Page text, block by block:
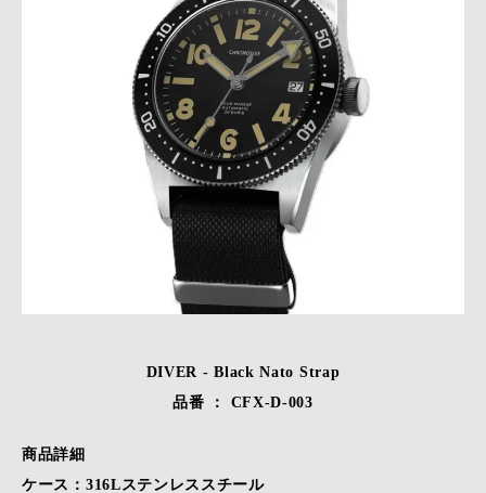
DIVER - Black Nato Strap
品番 ： CFX-D-003
商品詳細
ケース：316Lステンレススチール